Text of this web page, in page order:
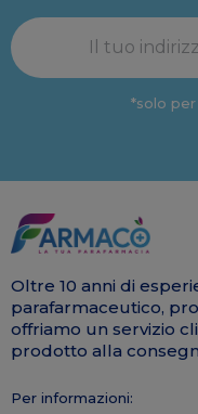
*solo
Oltre 10 anni di
parafarmaceutico,
offriamo un servizio
prodotto alla
Per informazioni: